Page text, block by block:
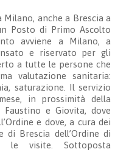
anche a Brescia a
Posto di Primo Ascolto
avviene a Milano, a
e riservato per gli
a tutte le persone che
valutazione sanitaria:
saturazione. Il servizio
in prossimità della
e Giovita, dove
e dove, a cura dei
di Brescia dell’Ordine di
le visite. Sottoposta